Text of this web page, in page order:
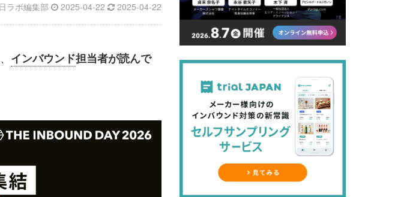
記
事
購
る
マ
ガ
録
ラボ編集部 2025-04-22 2025-04-22
インバウンド担当者が読んで